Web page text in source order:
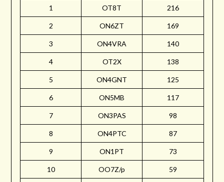
1 OT8T 216
2 ON6ZT 169
3 ON4VRA 140
4 OT2X 138
5 ON4GNT 125
6 ON5MB 117
7 ON3PAS 98
8 ON4PTC 87
9 ON1PT 73
10 OO7Z/p 59